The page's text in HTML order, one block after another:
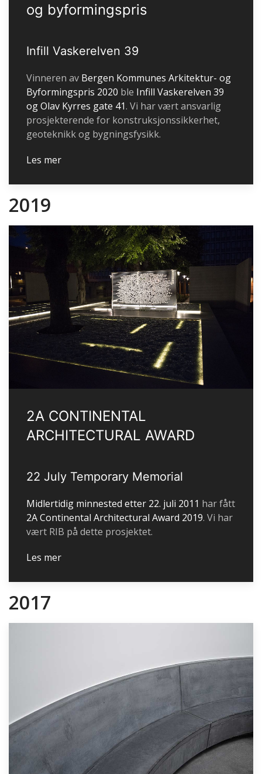
og byformingspris
Infill Vaskerelven 39
Vinneren av Bergen Kommunes Arkitektur- og
Byformingspris 2020 ble Infill Vaskerelven 39
og Olav Kyrres gate 41. Vi har vært ansvarlig
prosjekterende for konstruksjonssikkerhet,
geoteknikk og bygningsfysikk.
Les mer
2019
2A CONTINENTAL
ARCHITECTURAL AWARD
22 July Temporary Memorial
Midlertidig minnested etter 22. juli 2011 har fått
2A Continental Architectural Award 2019. Vi har
vært RIB på dette prosjektet.
Les mer
2017